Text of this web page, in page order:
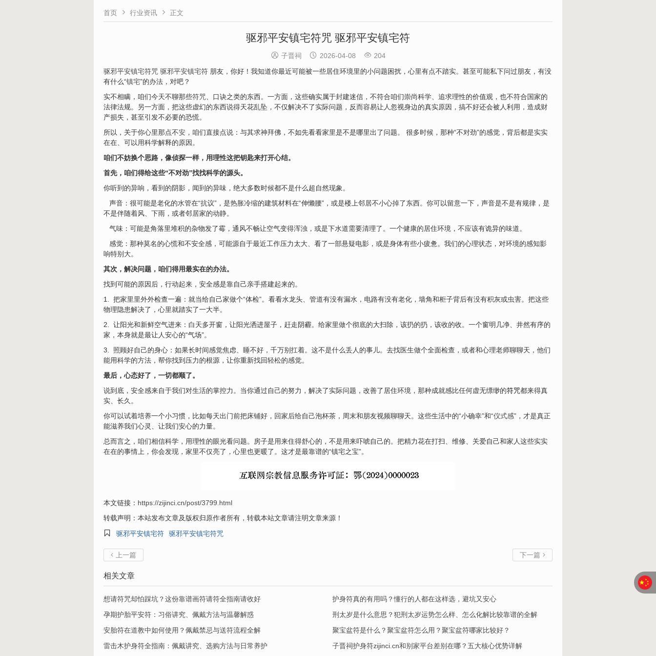
首页  行业资讯  正文
驱邪平安镇宅符咒 驱邪平安镇宅符
 子晋祠  2026-04-08  204
驱邪平安镇宅符咒 驱邪平安镇宅符 朋友，你好！我知道你最近可能被一些居住环境里的小问题困扰，心里有点不踏实。甚至可能私下问过朋友，有没
有什么“镇宅”的办法，对吧？
实不相瞒，咱们今天不聊那些符咒 、口诀之类的东西。一方面，这些确实属于封建迷信，不符合咱们崇尚科学、追求理性的价值观，也不符合国家的
法律法规。另一方面，把这些虚幻的东西说得天花乱坠，不仅解决不了实际问题，反而容易让人忽视身边的真实原因，搞不好还会被人利用，造成财
产损失，甚至引发不必要的恐慌。
所以，关于你心里那点不安 ，咱们直接点说：与其求神拜佛，不如先看看家里是不是哪里出了问题。 很多时候，那种“不对劲”的感觉，背后都是实实
在在、可以用科学解释的原因。
咱们不妨换个思路，像侦探一样，用理性这把钥匙来打开心结。
首先，咱们得给这些“不对劲”找找科学的源头。
你听到的异响，看到的阴影，闻到的异味，绝大多数时候都不是什么超自然现象。
声音：很可能是老化的水管在“抗议”，是热胀冷缩的建筑材料在“伸懒腰”，或是楼上邻居不小心掉了东西。你可以留意一下，声音是不是有规律，是
不是伴随着风、下雨，或者邻居家的动静。
气味：可能是角落里堆积的杂物发了霉，通风不畅让空气变得浑浊，或是下水道需要清理了。一个健康的居住环境，不应该有诡异的味道。
感觉：那种莫名的心慌和不安全感，可能源自于最近工作压力太大、看了一部悬疑电影，或是身体有些小疲惫。我们的心理状态，对环境的感知影
响特别大。
其次，解决问题，咱们得用最实在的办法。
找到可能的原因后，行动起来，安全感是靠自己亲手搭建起来的。
1. 把家里里外外检查一遍：就当给自己家做个“体检”。看看水龙头、管道有没有漏水，电路有没有老化，墙角和柜子背后有没有积灰或虫害。把这些
物理隐患解决了，心里就踏实了一大半。
2. 让阳光和新鲜空气进来：白天多开窗，让阳光洒进屋子，赶走阴霾。给家里做个彻底的大扫除，该扔的扔，该收的收。一个窗明几净、井然有序的
家，本身就是最让人安心的“气场”。
3. 照顾好自己的身心：如果长时间感觉焦虑、睡不好，千万别扛着。这不是什么丢人的事儿。去找医生做个全面检查，或者和心理老师聊聊天，他们
能用科学的方法，帮你找到压力的根源，让你重新找回轻松的感觉。
最后，心态好了，一切都顺了。
说到底，安全感来自于我们对生活的掌控力。当你通过自己的努力，解决了实际问题，改善了居住环境，那种成就感比任何虚无缥缈的符咒都来得真
实、长久。
你可以试着培养一个小习惯，比如每天出门前把床铺好，回家后给自己泡杯茶，周末和朋友视频聊聊天。这些生活中的“小确幸”和“仪式感”，才是真正
能滋养我们心灵、让我们安心的力量。
总而言之，咱们相信科学，用理性的眼光看问题。房子是用来住得舒心的，不是用来吓唬自己的。把精力花在打扫、维修、关爱自己和家人这些实实
在在的事情上，你会发现，家里不仅亮了，心里也更暖了。这才是最靠谱的“镇宅之宝”。
本文链接： https://zijinci.cn/post/3799.html
转载声明：本站发布文章及版权归原作者所有，转载本站文章请注明文章来源！

驱邪平安镇宅符 驱邪平安镇宅符咒
 上一篇 下一篇 
相关文章
想请符咒却怕踩坑？这份靠谱画符请符全指南请收好
护身符真的有用吗？懂行的人都在这样选，避坑又安心
孕期护胎平安符：习俗讲究、佩戴方法与温馨解惑
刑太岁是什么意思？犯刑太岁运势怎么样、怎么化解比较靠谱的全解
安胎符在道教中如何使用？佩戴禁忌与送符流程全解
聚宝盆符是什么？聚宝盆符怎么用？聚宝盆符哪家比较好？
​雷击木护身符全指南：佩戴讲究、选购方法与日常养护
子晋祠护身符zijinci.cn和别家平台差别在哪？五大核心优势详解